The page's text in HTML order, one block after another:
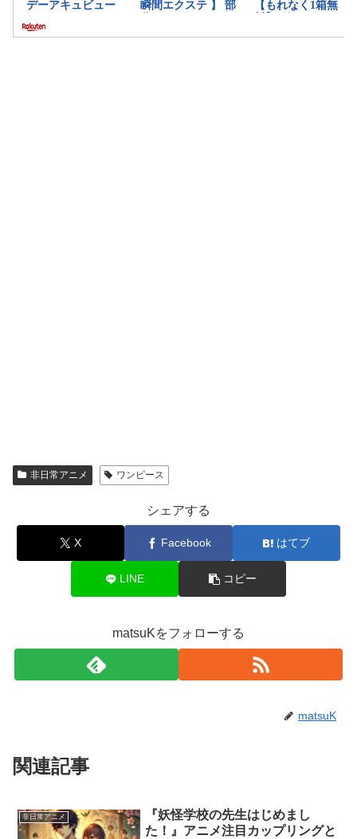
非日常アニメ ワンピース
シェアする
X Facebook はてブ
LINE コピー
matsuKをフォローする
matsuK
関連記事
非日常アニメ
『妖怪学校の先生はじめまし
た！』アニメ注目カップリングと